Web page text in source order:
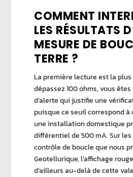
COMMENT
LES RÉSULTATS
MESURE DE
TERRE ?
La première lecture est la
dépassez100 ohms, vous
d’alertequi justifie une
puisque ce seuil correspond
uneinstallation domestique
différentiel de 500 mA. Sur les
contrôle de boucleque nous
Geotellurique, l’affichage
d’ailleurs au-delà de cette